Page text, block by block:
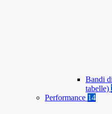
Bandi
tabelle)
Performance 14